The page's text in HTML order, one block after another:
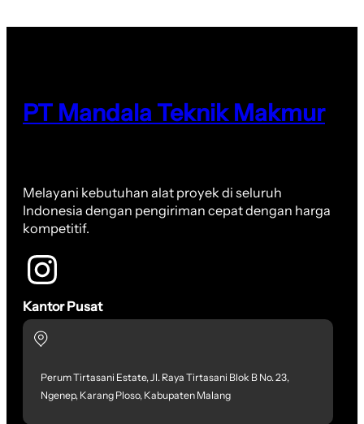
PT Mandala Teknik Makmur
Melayani kebutuhan alat proyek di seluruh
Indonesia dengan pengiriman cepat dengan harga
kompetitif.
Kantor Pusat
Perum Tirtasani Estate, Jl. Raya Tirtasani Blok B No. 23,
Ngenep, Karang Ploso, Kabupaten Malang